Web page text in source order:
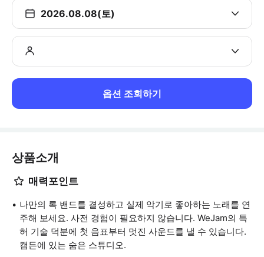
2026.08.08(토)
옵션 조회하기
상품소개
매력포인트
나만의 록 밴드를 결성하고 실제 악기로 좋아하는 노래를 연
주해 보세요. 사전 경험이 필요하지 않습니다. WeJam의 특
허 기술 덕분에 첫 음표부터 멋진 사운드를 낼 수 있습니다.
캠든에 있는 숨은 스튜디오.